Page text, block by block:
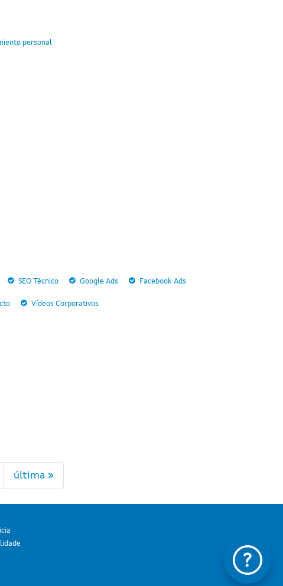
personal
SEO Técnico Google Ads Facebook Ads
Vídeos Corporativos
última »